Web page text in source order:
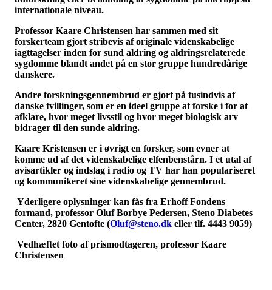
internationale niveau.
Professor Kaare Christensen har sammen med sit
forskerteam gjort stribevis af originale videnskabelige
iagttagelser inden for sund aldring og aldringsrelaterede
sygdomme blandt andet på en stor gruppe hundredårige
danskere.
Andre forskningsgennembrud er gjort på tusindvis af
danske tvillinger, som er en ideel gruppe at forske i for at
afklare, hvor meget livsstil og hvor meget biologisk arv
bidrager til den sunde aldring.
Kaare Kristensen er i øvrigt en forsker, som evner at
komme ud af det videnskabelige elfenbenstårn. I et utal af
avisartikler og indslag i radio og TV har han populariseret
og kommunikeret sine videnskabelige gennembrud.
Yderligere oplysninger kan fås fra Erhoff Fondens
formand, professor Oluf Borbye Pedersen, Steno Diabetes
Center, 2820 Gentofte (Oluf@steno.dk eller tlf. 4443 9059)
Vedhæftet foto af prismodtageren, professor Kaare
Christensen